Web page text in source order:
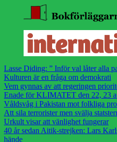
Lasse Diding: ” Inför val låter alla
Kulturen är en fråga om demokrati
Vem gynnas av att regeringen
Enade för KLIMATET den 22, 23
Våldsvåg i Pakistan mot folkliga
Att sila terrorister men svälja
Urkult visar att vänlighet fungerar
40 år sedan Aitik-strejken: Lars
hände